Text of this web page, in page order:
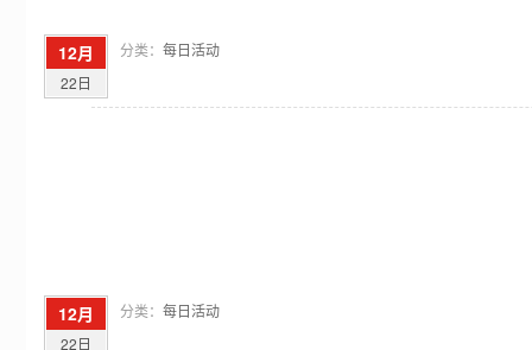
12月
22日
分类： 每日活动
12月
22日
分类： 每日活动